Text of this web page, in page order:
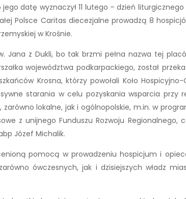
datę wyznaczył 11 lutego – dzień
Polsce Caritas diecezjalne prowadzą 8
w Krośnie.
z Dukli, bo tak brzmi pełna nazwa tej
województwa podkarpackiego, został
Krosna, którzy powołali Koło
starania w celu pozyskania wsparcia przy
lokalne, jak i ogólnopolskie, m.in. w
z unijnego Funduszu Rozwoju
Józef Michalik.
pomocą w prowadzeniu hospicjum i
ówczesnych, jak i dzisiejszych władz